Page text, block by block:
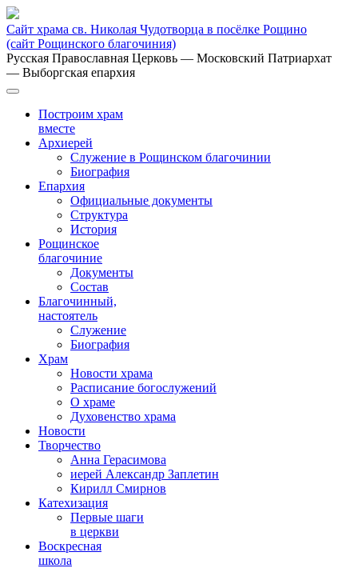
Сайт храма св. Николая Чудотворца в посёлке Рощино
(сайт Рощинского благочиния)
Русская Православная Церковь — Московский Патриархат
— Выборгская епархия
Построим храм
вместе
Архиерей
Служение в Рощинском благочинии
Биография
Епархия
Официальные документы
Структура
История
Рощинское
благочиние
Документы
Состав
Благочинный,
настоятель
Служение
Биография
Храм
Новости храма
Расписание богослужений
О храме
Духовенство храма
Новости
Творчество
Анна Герасимова
иерей Александр Заплетин
Кирилл Смирнов
Катехизация
Первые шаги
в церкви
Воскресная
школа